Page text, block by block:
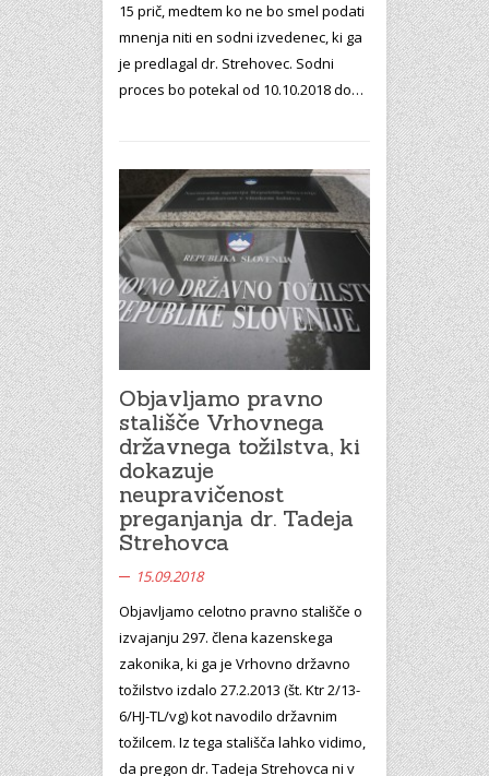
15 prič, medtem ko ne bo smel podati
mnenja niti en sodni izvedenec, ki ga
je predlagal dr. Strehovec. Sodni
proces bo potekal od 10.10.2018 do…
Objavljamo pravno
stališče Vrhovnega
državnega tožilstva, ki
dokazuje
neupravičenost
preganjanja dr. Tadeja
Strehovca
15.09.2018
Objavljamo celotno pravno stališče o
izvajanju 297. člena kazenskega
zakonika, ki ga je Vrhovno državno
tožilstvo izdalo 27.2.2013 (št. Ktr 2/13-
6/HJ-TL/vg) kot navodilo državnim
tožilcem. Iz tega stališča lahko vidimo,
da pregon dr. Tadeja Strehovca ni v